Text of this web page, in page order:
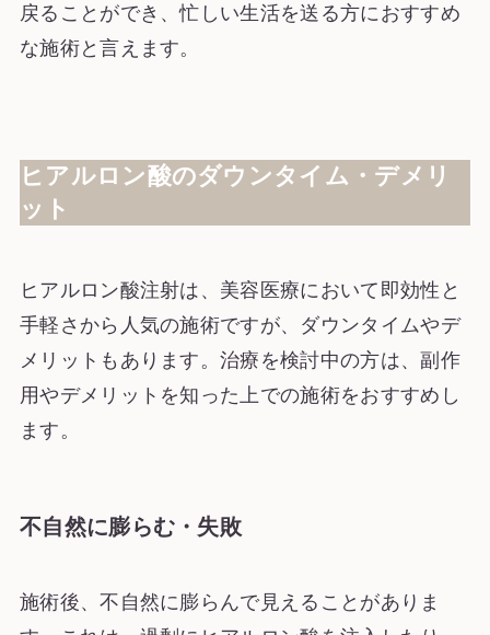
戻ることができ、忙しい生活を送る方におすすめ
な施術と言えます。
ヒアルロン酸のダウンタイム・デメリ
ット
ヒアルロン酸注射は、美容医療において即効性と
手軽さから人気の施術ですが、ダウンタイムやデ
メリットもあります。治療を検討中の方は、副作
用やデメリットを知った上での施術をおすすめし
ます。
不自然に膨らむ・失敗
施術後、不自然に膨らんで見えることがありま